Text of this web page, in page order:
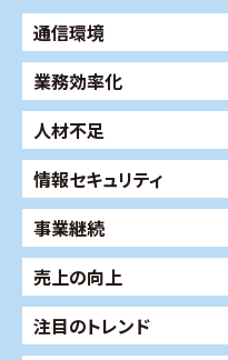
通信環境
業務効率化
人材不足
情報セキュリティ
事業継続
売上の向上
注目のトレンド